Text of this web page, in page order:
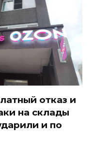
отказ и
на склады
и по